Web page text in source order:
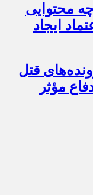
محتوایی
ایجاد
قتل
مؤثر